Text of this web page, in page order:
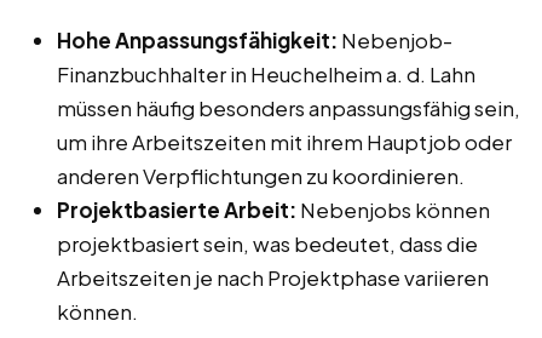
Hohe Anpassungsfähigkeit: Nebenjob-
Finanzbuchhalter in Heuchelheim a. d. Lahn
müssen häufig besonders anpassungsfähig sein,
um ihre Arbeitszeiten mit ihrem Hauptjob oder
anderen Verpflichtungen zu koordinieren.
Projektbasierte Arbeit: Nebenjobs können
projektbasiert sein, was bedeutet, dass die
Arbeitszeiten je nach Projektphase variieren
können.